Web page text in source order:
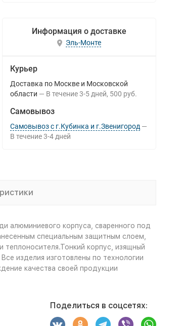
Информация о доставке
Эль-Монте
Курьер
Доставка по Москве и Московской
области
В течение 3-5 дней 500 руб.
Самовывоз
Самовывоз с г.Кубинка и г.Звенигород
В течение 3-4 дней
алюминиевого корпуса, сваренного под
специальным защитным слоем,
теплоносителя.Тонкий корпус, изящный
изделия изготовлены по технологии
качества своей продукции
Поделиться в соцсетях: